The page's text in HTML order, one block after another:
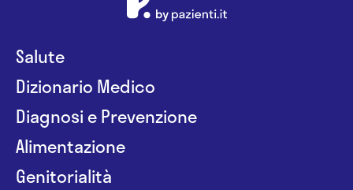
Salute
Dizionario Medico
Diagnosi e Prevenzione
Alimentazione
Genitorialità